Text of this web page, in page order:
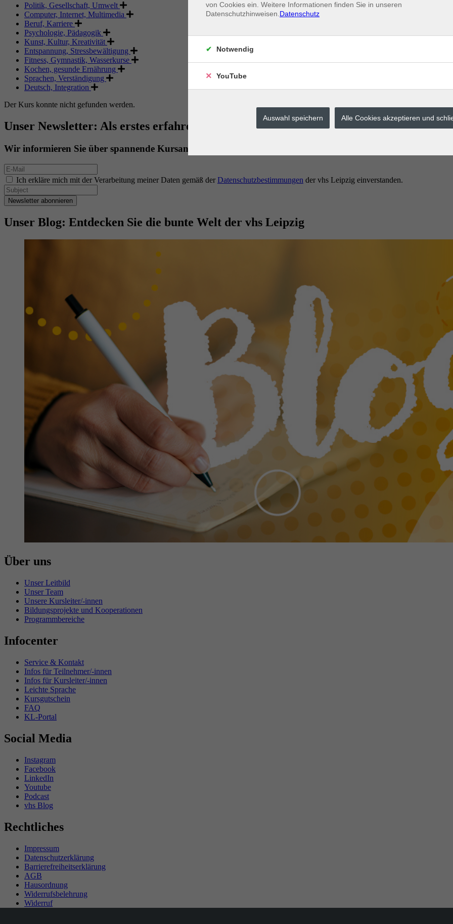
Politik, Gesellschaft, Umwelt
Computer, Internet, Multimedia
Beruf, Karriere
Psychologie, Pädagogik
Kunst, Kultur, Kreativität
Entspannung, Stressbewältigung
Fitness, Gymnastik, Wasserkurse
Kochen, gesunde Ernährung
Sprachen, Verständigung
Deutsch, Integration
Der Kurs konnte nicht gefunden werden.
Unser Newsletter: Als erstes erfahren. Als erstes buchen.
Wir informieren Sie über spannende Kursangebote.
Ich erkläre mich mit der Verarbeitung meiner Daten gemäß der Datenschutzbestimmungen der vhs Leipzig einverstanden.
Newsletter abonnieren
Unser Blog: Entdecken Sie die bunte Welt der vhs Leipzig
Über uns
Unser Leitbild
Unser Team
Unsere Kursleiter/-innen
Bildungsprojekte und Kooperationen
Programmbereiche
Infocenter
Service & Kontakt
Infos für Teilnehmer/-innen
Infos für Kursleiter/-innen
Leichte Sprache
Kursgutschein
FAQ
KL-Portal
Social Media
Instagram
Facebook
LinkedIn
Youtube
Podcast
vhs Blog
Rechtliches
Impressum
Datenschutzerklärung
Barrierefreiheitserklärung
AGB
Hausordnung
Widerrufsbelehrung
Widerruf
von Cookies ein. Weitere Informationen finden Sie in unseren
Datenschutzhinweisen. Datenschutz
Notwendig
YouTube
Auswahl speichern Alle Cookies akzeptieren und